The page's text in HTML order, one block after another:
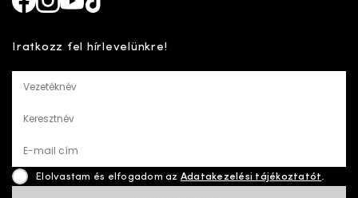
Iratkozz fel hírlevelünkre!
Vezetéknév
Keresztnév
E-mail cím
Elolvastam és elfogadom az Adatakezelési tájékoztatót.